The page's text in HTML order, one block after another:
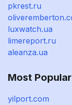
pkrest.ru
luxwatch.ua
limereport.ru
aleanza.ua
Most
yilport.com